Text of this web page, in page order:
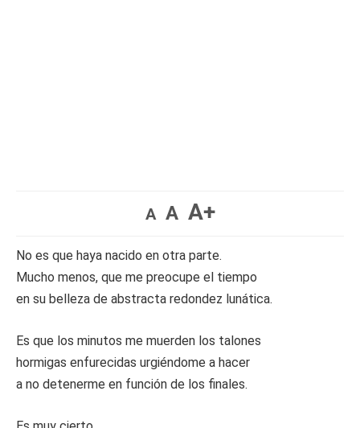
A A A+
No es que haya nacido en otra parte.
Mucho menos, que me preocupe el tiempo
en su belleza de abstracta redondez lunática.
Es que los minutos me muerden los talones
hormigas enfurecidas urgiéndome a hacer
a no detenerme en función de los finales.